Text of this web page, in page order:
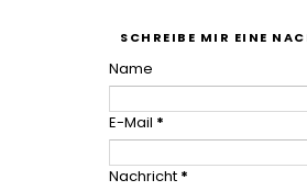
SCHREIBE MIR EINE
Name
E-Mail *
Nachricht *